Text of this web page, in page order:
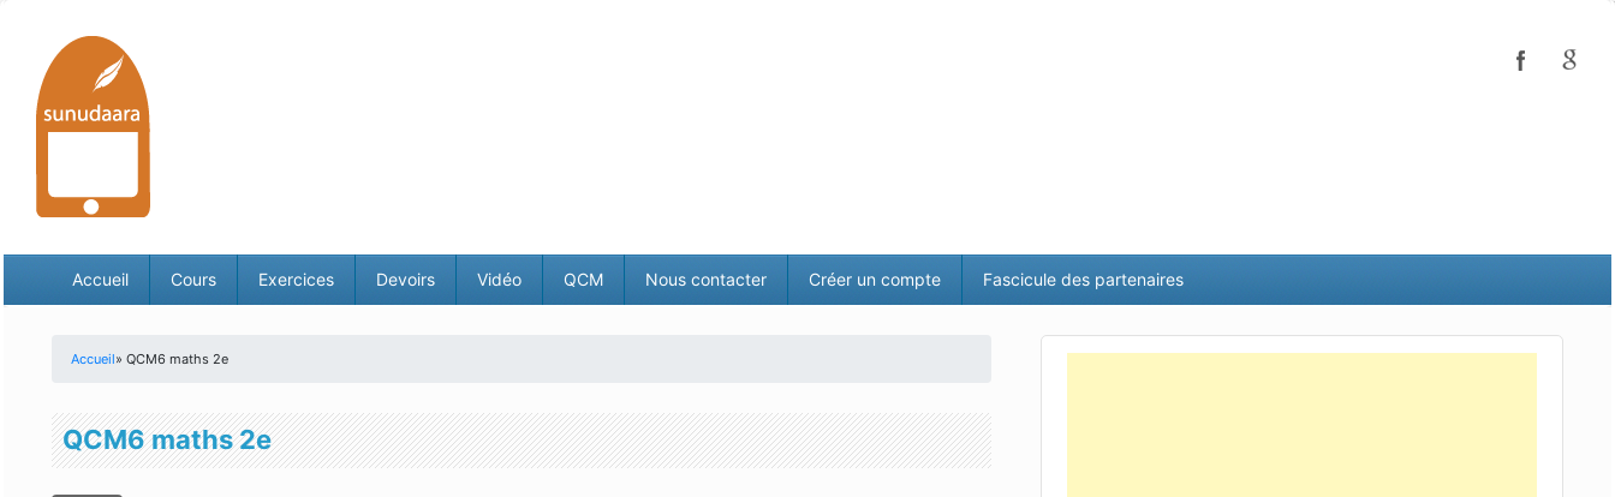
Accueil Cours Exercices Devoirs Vidéo QCM Nous contacter Créer un compte Fascicule des partenaires
Accueil» QCM6 maths 2e
QCM6 maths 2e